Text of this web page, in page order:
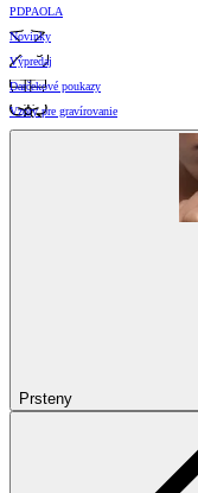
PDPAOLA
Novinky
Výpredaj
Darčekové poukazy
Vzory pre gravírovanie
Prsteny